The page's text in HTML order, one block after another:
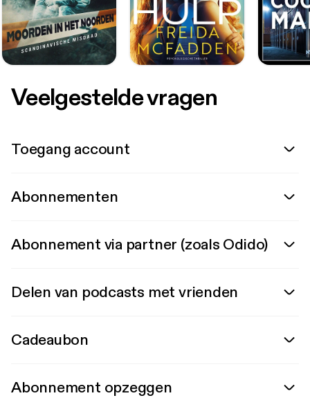
Veelgestelde vragen
Toegang account
Abonnementen
Abonnement via partner (zoals Odido)
Delen van podcasts met vrienden
Cadeaubon
Abonnement opzeggen